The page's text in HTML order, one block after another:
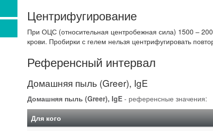
Центрифугирование
При ОЦС (относительная центробежная сила) 1500 –
крови. Пробирки с гелем нельзя центрифугировать
Референсный интервал
Домашняя пыль (Greer), IgE
Домашняя пыль (Greer), IgE - референсные значения:
Для кого